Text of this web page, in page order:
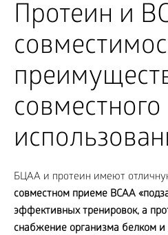
Протеин и
совместного
БЦАА и протеин имеют
совместном приеме BCAA
эффективных тренировок, а
снабжение организма белком